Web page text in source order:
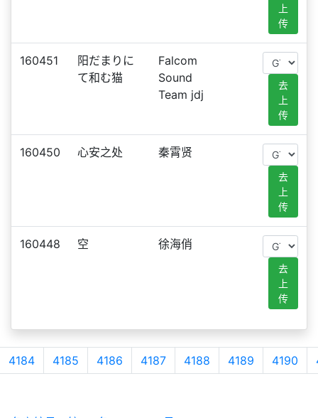
上
传
160451
阳だまりに
て和む猫
Falcom
Sound
Team jdj
去
上
传
160450 心安之处 秦霄贤
去
上
传
160448 空 徐海俏
去
上
传
4184 4185 4186 4187 4188 4189 4190